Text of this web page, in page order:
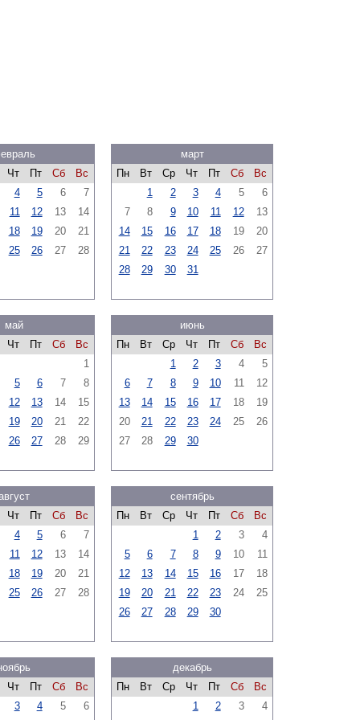
Чт
Пт Сб
Вс
4
5 6
7
11
12 13
14
18
19 20
21
25
26 27 28
март
Пн
Вт Ср Чт Пт Сб
Вс
1
2 3 4 5
6
7
8 9 10 11 12
13
14
15 16 17 18 19
20
21
22 23 24 25 26
27
28
29 30 31
май
Чт
Пт Сб
Вс
1
5
6 7
8
12
13 14
15
19
20 21
22
26
27 28 29
июнь
Пн
Вт Ср Чт Пт Сб
Вс
1
2 3 4
5
6
7 8 9 10 11
12
13
14 15 16 17 18
19
20
21 22 23 24 25
26
27
28 29 30
Чт
Пт Сб
Вс
4
5 6
7
11
12 13
14
18
19 20
21
25
26 27 28
сентябрь
Пн
Вт Ср Чт Пт Сб
Вс
1
2 3
4
5
6 7 8 9 10
11
12
13 14 15 16 17
18
19
20 21 22 23 24
25
26
27 28 29 30
Чт
Пт Сб
Вс
3
4 5
6
декабрь
Пн
Вт Ср Чт Пт Сб
Вс
1
2 3
4